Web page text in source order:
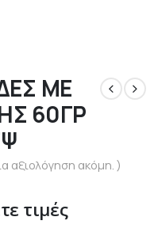
ΜΕ
60ΓΡ
αξιολόγηση ακόμη. )
τιμές